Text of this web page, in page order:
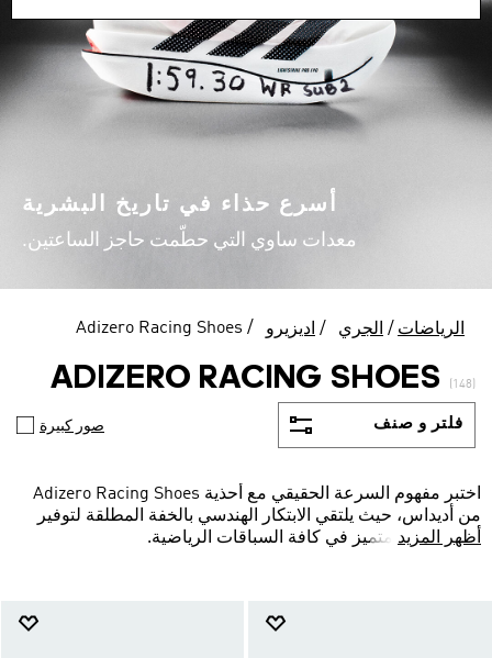
أسرع حذاء في تاريخ البشرية
معدات ساوي التي حطّمت حاجز الساعتين.
الرياضات الجري اديزيرو Adizero Racing Shoes
ADIZERO RACING SHOES (148)
فلتر و صنف صور كبيرة
اختبر مفهوم السرعة الحقيقي مع أحذية Adizero Racing Shoes
من أديداس، حيث يلتقي الابتكار الهندسي بالخفة المطلقة لتوفير
أداء تنافسي متميز في كافة السباقات الرياضية.
أظهر المزيد